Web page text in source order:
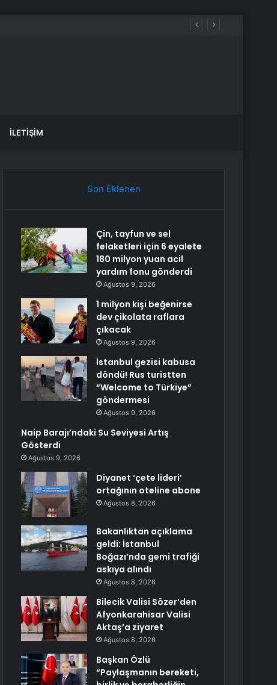
İLETIŞIM
Son Eklenen
Çin, tayfun ve sel
felaketleri için 6 eyalete
180 milyon yuan acil
yardım fonu gönderdi
Ağustos 9, 2026
1 milyon kişi beğenirse
dev çikolata raflara
çıkacak
Ağustos 9, 2026
İstanbul gezisi kabusa
döndü! Rus turistten
“Welcome to Türkiye”
göndermesi
Ağustos 9, 2026
Naip Barajı’ndaki Su Seviyesi Artış
Gösterdi
Ağustos 9, 2026
Diyanet ‘çete lideri’
ortağının oteline abone
Ağustos 8, 2026
Bakanlıktan açıklama
geldi: İstanbul
Boğazı’nda gemi trafiği
askıya alındı
Ağustos 8, 2026
Bilecik Valisi Sözer’den
Afyonkarahisar Valisi
Aktaş’a ziyaret
Ağustos 8, 2026
Başkan Özlü
“Paylaşmanın bereketi,